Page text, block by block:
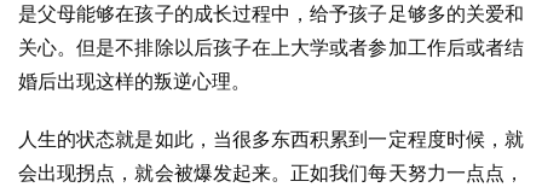
是父母能够在孩子的成长过程中，给予孩子足够多的关爱和
关心。但是不排除以后孩子在上大学或者参加工作后或者结
婚后出现这样的叛逆心理。
人生的状态就是如此，当很多东西积累到一定程度时候，就
会出现拐点，就会被爆发起来。正如我们每天努力一点点，